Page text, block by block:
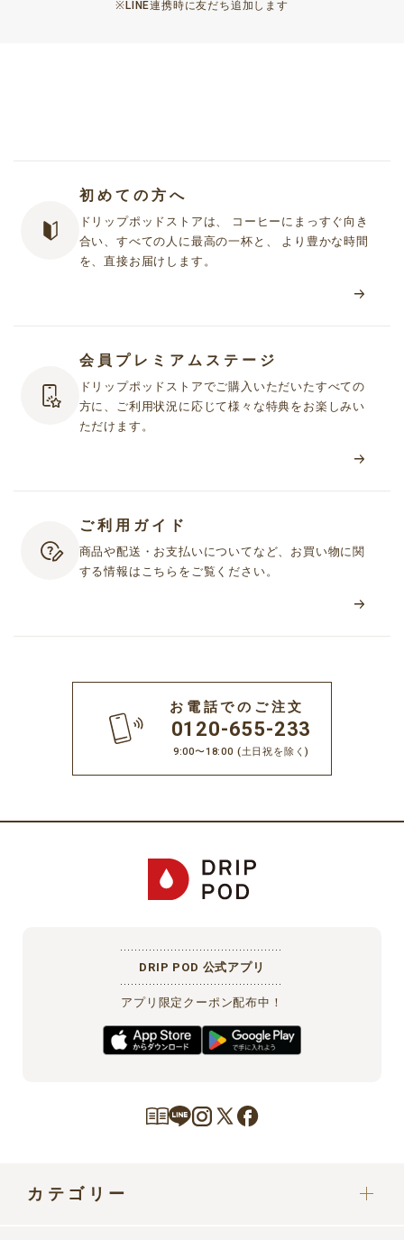
※LINE連携時に友だち追加します
初めての方へ
ドリップポッドストアは、 コーヒーにまっすぐ向き
合い、すべての人に最高の一杯と、 より豊かな時間
を、直接お届けします。
会員プレミアムステージ
ドリップポッドストアでご購入いただいたすべての
方に、ご利用状況に応じて様々な特典をお楽しみい
ただけます。
ご利用ガイド
商品や配送・お支払いについてなど、お買い物に関
する情報はこちらをご覧ください。
お電話でのご注文
0120-655-233
9:00〜18:00 (土日祝を除く)
DRIP POD 公式アプリ
アプリ限定クーポン配布中！
カテゴリー